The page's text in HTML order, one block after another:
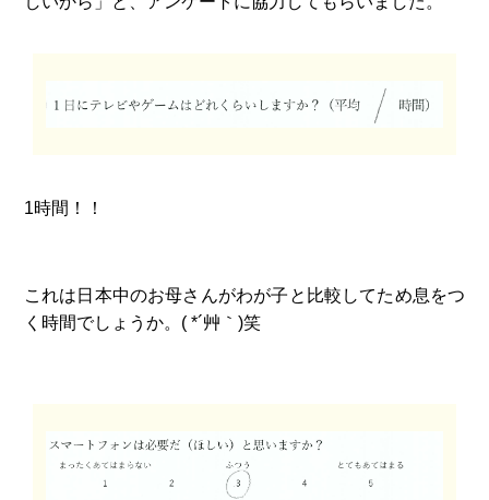
1時間！！
これは日本中のお母さんがわが子と比較してため息をつ
く時間でしょうか。( *´艸｀)笑